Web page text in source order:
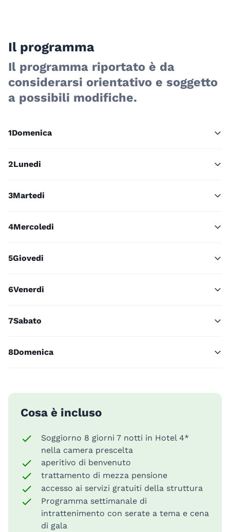
Il programma
Il programma riportato è da
considerarsi orientativo e soggetto
a possibili modifiche.
1Domenica
2Lunedi
3Martedi
4Mercoledi
5Giovedi
6Venerdi
7Sabato
8Domenica
Cosa è incluso
Soggiorno 8 giorni 7 notti in Hotel 4*
nella camera prescelta
aperitivo di benvenuto
trattamento di mezza pensione
accesso ai servizi gratuiti della struttura
Programma settimanale di
intrattenimento con serate a tema e cena
di gala